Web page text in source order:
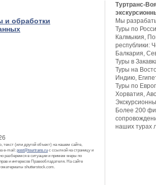
и обработки
(или другой объект) на нашем сайте,
e-mail: post@tourtrans.ru с ссылкой на страницу и
разберемся в ситуации и примем меры по
и интересов Правообладателя. На сайте
shutterstock.com.
Туртранс-
Мы
Туры по
Калмыкия,
республики:
Балкария,
Туры в
Туры на
Индию,
Туры по
Хорватия,
Более 200
наших турах